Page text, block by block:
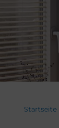
Startseite